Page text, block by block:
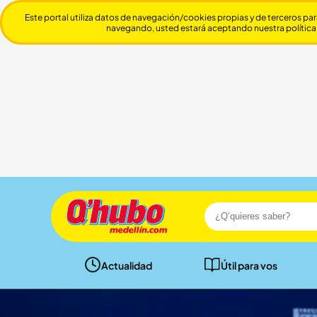
Actualidad Útil para vos
Este portal utiliza datos de navegación/cookies propias y de terceros
navegando, usted estará aceptando nuestra